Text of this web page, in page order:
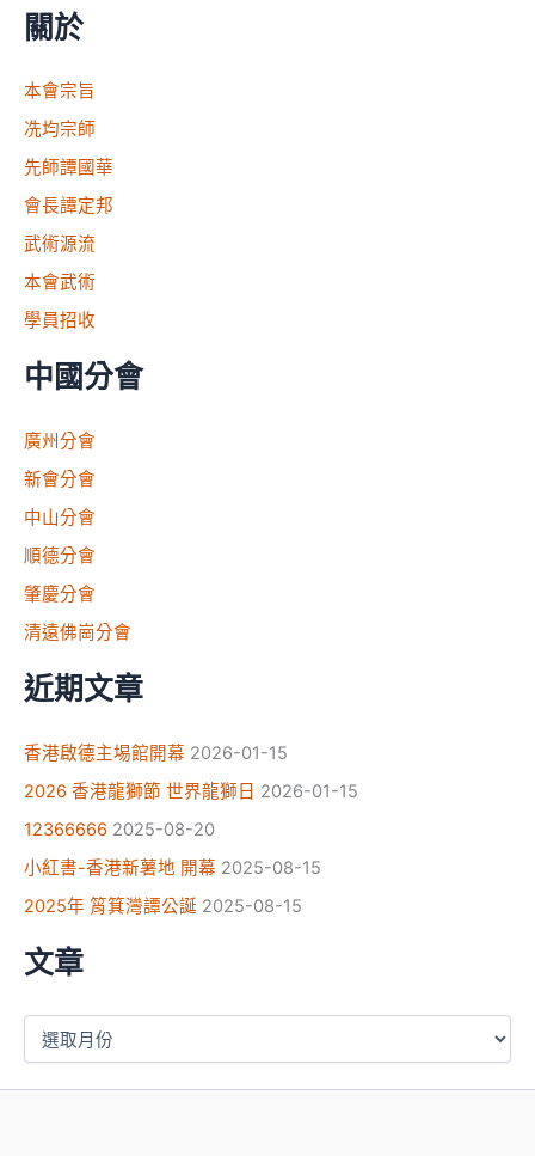
關於
本會宗旨
冼均宗師
先師譚國華
會長譚定邦
武術源流
本會武術
學員招收
中國分會
廣州分會
新會分會
中山分會
順德分會
肇慶分會
清遠佛崗分會
近期文章
香港啟德主埸館開幕 2026-01-15
2026 香港龍獅節 世界龍獅日 2026-01-15
12366666 2025-08-20
小紅書-香港新薯地 開幕 2025-08-15
2025年 筲箕灣譚公誕 2025-08-15
文章